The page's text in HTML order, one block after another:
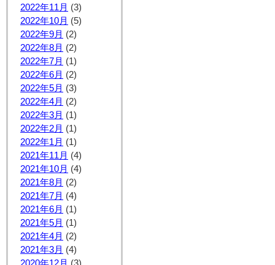
2022年11月 (3)
2022年10月 (5)
2022年9月 (2)
2022年8月 (2)
2022年7月 (1)
2022年6月 (2)
2022年5月 (3)
2022年4月 (2)
2022年3月 (1)
2022年2月 (1)
2022年1月 (1)
2021年11月 (4)
2021年10月 (4)
2021年8月 (2)
2021年7月 (4)
2021年6月 (1)
2021年5月 (1)
2021年4月 (2)
2021年3月 (4)